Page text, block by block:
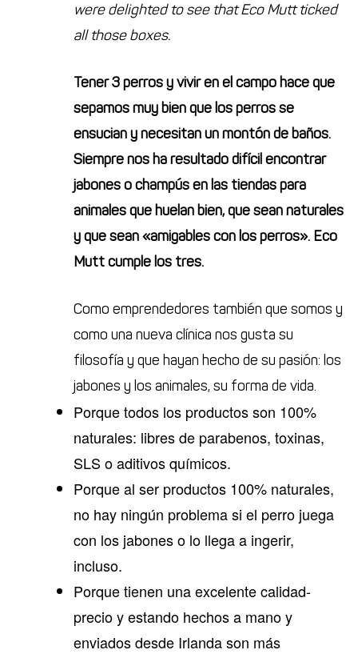
were delighted to see that Eco Mutt ticked
all those boxes.
Tener 3 perros y vivir en el campo hace que
sepamos muy bien que los perros se
ensucian y necesitan un montón de baños.
Siempre nos ha resultado difícil encontrar
jabones o champús en las tiendas para
animales que huelan bien, que sean naturales
y que sean «amigables con los perros». Eco
Mutt cumple los tres.
Como emprendedores también que somos y
como una nueva clínica nos gusta su
filosofía y que hayan hecho de su pasión: los
jabones y los animales, su forma de vida.
Porque todos los productos son 100%
naturales: libres de parabenos, toxinas,
SLS o aditivos químicos.
Porque al ser productos 100% naturales,
no hay ningún problema si el perro juega
con los jabones o lo llega a ingerir,
incluso.
Porque tienen una excelente calidad-
precio y estando hechos a mano y
enviados desde Irlanda son más